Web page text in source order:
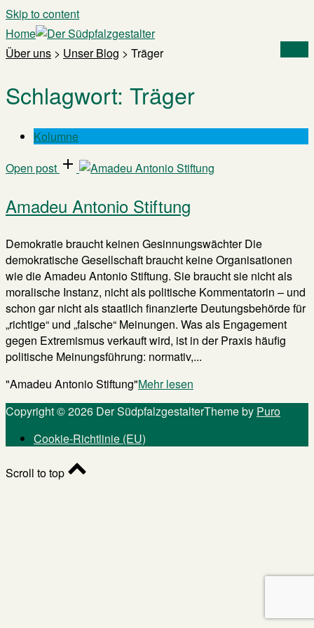
Skip to content
Home
Über uns > Unser Blog > Träger
Schlagwort: Träger
Kolumne
Open post
Amadeu Antonio Stiftung
Demokratie braucht keinen Gesinnungswächter Die
demokratische Gesellschaft braucht keine Organisationen
wie die Amadeu Antonio Stiftung. Sie braucht sie nicht als
moralische Instanz, nicht als politische Kommentatorin – und
schon gar nicht als staatlich finanzierte Deutungsbehörde für
„richtige“ und „falsche“ Meinungen. Was als Engagement
gegen Extremismus verkauft wird, ist in der Praxis häufig
politische Meinungsführung: normativ,...
"Amadeu Antonio Stiftung"Mehr lesen
Copyright © 2026 Der SüdpfalzgestalterTheme by Puro
Cookie-Richtlinie (EU)
Scroll to top